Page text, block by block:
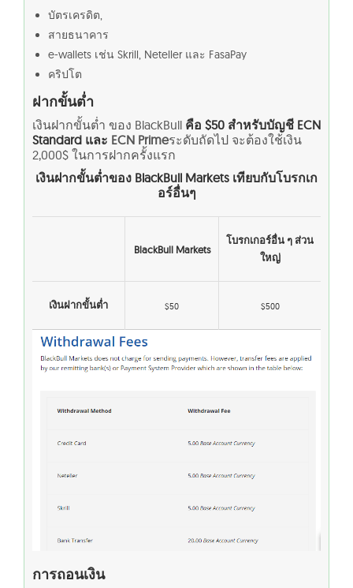
บัตรเครดิต,
สายธนาคาร
e-wallets เช่น Skrill, Neteller และ FasaPay
คริปโต
ฝากขั้นต่ำ
เงินฝากขั้นต่ำ ของ BlackBull คือ $50 สำหรับบัญชี ECN
Standard และ ECN Primeระดับถัดไป จะต้องใช้เงิน
2,000$ ในการฝากครั้งแรก
เงินฝากขั้นต่ำของ BlackBull Markets เทียบกับโบรกเก
อร์อื่นๆ
BlackBull Markets
โบรกเกอร์อื่น ๆ ส่วน
ใหญ่
เงินฝากขั้นต่ำ $50 $500
การถอนเงิน